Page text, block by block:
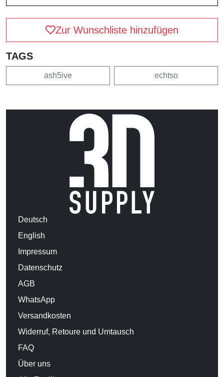
Zur Wunschliste hinzufügen
TAGS
ash5ive echtso
Deutsch
English
Impressum
Datenschutz
AGB
WhatsApp
Versandkosten
Widerruf, Retoure und Umtausch
FAQ
Über uns